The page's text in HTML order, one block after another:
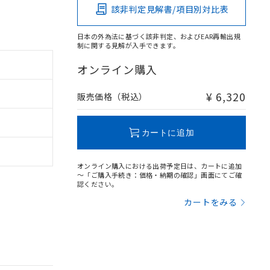
該非判定見解書/項目別対比表
日本の外為法に基づく該非判定、およびEAR再輸出規
制に関する見解が入手できます。
オンライン購入
販売価格（税込） ¥ 6,320
カートに追加
オンライン購入における出荷予定日は、カートに追加
～「ご購入手続き：価格・納期の確認」画面にてご確
認ください。
カートをみる